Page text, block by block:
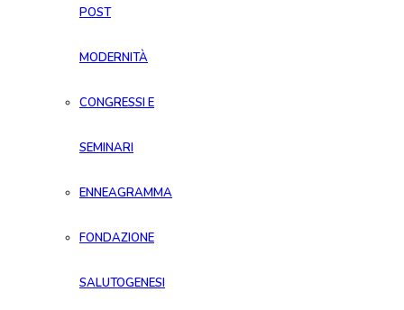
POST
MODERNITÀ
CONGRESSI E
SEMINARI
ENNEAGRAMMA
FONDAZIONE
SALUTOGENESI